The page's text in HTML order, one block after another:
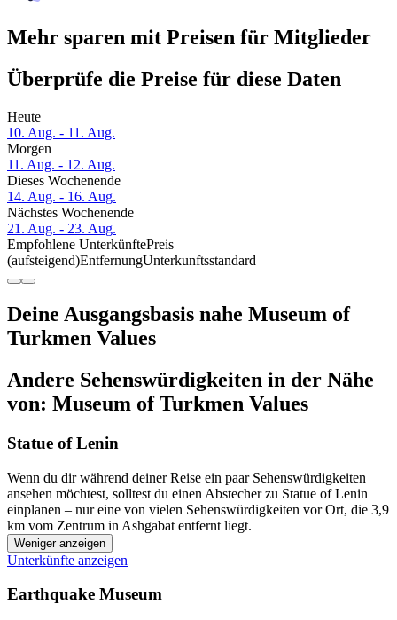
Mehr sparen mit Preisen für Mitglieder
Überprüfe die Preise für diese Daten
Heute
10. Aug. - 11. Aug.
Morgen
11. Aug. - 12. Aug.
Dieses Wochenende
14. Aug. - 16. Aug.
Nächstes Wochenende
21. Aug. - 23. Aug.
Empfohlene UnterkünftePreis
(aufsteigend)EntfernungUnterkunftsstandard
Deine Ausgangsbasis nahe Museum of
Turkmen Values
Andere Sehenswürdigkeiten in der Nähe
von: Museum of Turkmen Values
Statue of Lenin
Wenn du dir während deiner Reise ein paar Sehenswürdigkeiten
ansehen möchtest, solltest du einen Abstecher zu Statue of Lenin
einplanen – nur eine von vielen Sehenswürdigkeiten vor Ort, die 3,9
km vom Zentrum in Ashgabat entfernt liegt.
Weniger anzeigen
Unterkünfte anzeigen
Earthquake Museum